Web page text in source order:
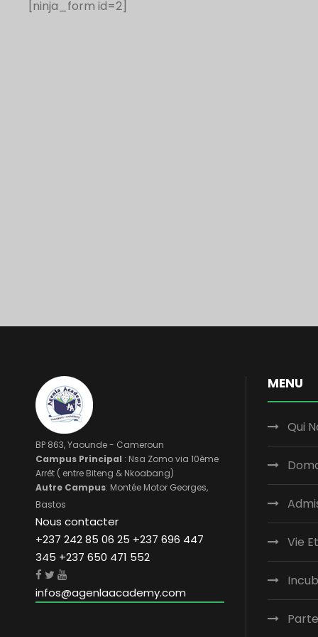
[ninja_form id=2]
BP 863, Yaounde - Cameroun
Campus Principal : Nsa Zomo via 10ème
Arrêt ( entre Biteng & Nkoabang)
Autre Campus: Montée Motor Georges,
Bastos
Nous contacter
+237 242 85 06 25 +237 696 447
345 +237 650 471 552
infos@agenlaacademy.com
MENU
Qui
Vie